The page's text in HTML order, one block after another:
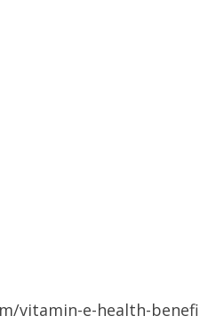
vitamin-e-health-